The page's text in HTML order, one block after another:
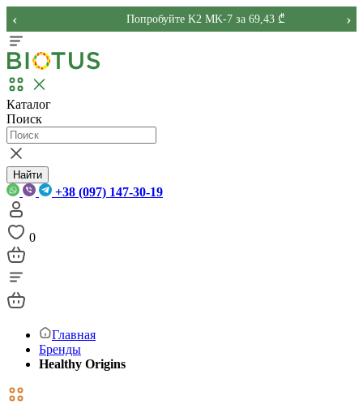
Попробуйте K2 MK-7 за 69,43 ₾
‹ ›
Каталог
Поиск
Найти
+38 (097) 147-30-19
0
Главная
Бренды
Healthy Origins